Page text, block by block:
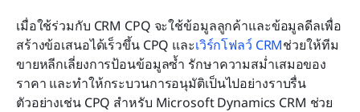
เมื่อใช้ร่วมกับ CRM CPQ จะใช้ข้อมูลลูกค้าและข้อมูลดีลเพื่อ
สร้างข้อเสนอได้เร็วขึ้น CPQ และเวิร์กโฟลว์ CRMช่วยให้ทีม
ขายหลีกเลี่ยงการป้อนข้อมูลซ้ำ รักษาความสม่ำเสมอของ
ราคา และทำให้กระบวนการอนุมัติเป็นไปอย่างราบรื่น
ตัวอย่างเช่น CPQ สำหรับ Microsoft Dynamics CRM ช่วย